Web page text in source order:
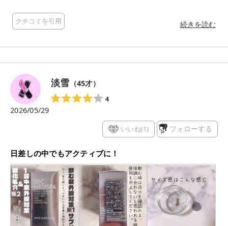
これなら手軽に毎日の習慣に取り入れやすいです。 日差しが気
になる季節も内側からケアできて 美容をやさしくサポートして
こと *2 目安量
クチコミを引用 続きを読む
淡雪 （45才）
4
2026/05/29
いいね(1) フォローする
日差しの中でもアクティブに！